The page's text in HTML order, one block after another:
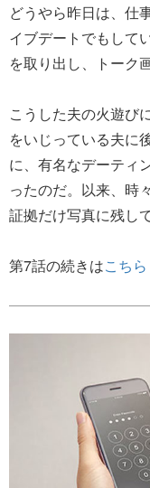
どうやら昨日は、仕
イブデートでもして
を取り出し、トーク
こうした夫の火遊び
をいじっている夫に
に、有名なデーティ
ったのだ。以来、時
証拠だけ写真に残し
第7話の続きはこちら